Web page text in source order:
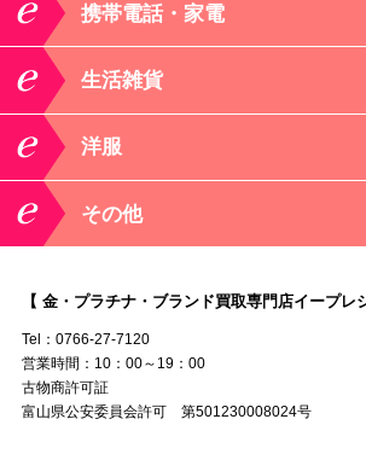
携帯電話・家電
生活雑貨
洋服
その他
【 金・プラチナ・ブランド買取専門店イープレ
Tel：0766-27-7120
営業時間：10：00～19：00
古物商許可証
富山県公安委員会許可 第501230008024号